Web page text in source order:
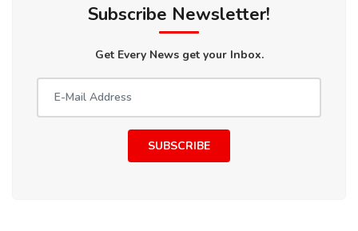
Subscribe Newsletter!
Get Every News get your Inbox.
SUBSCRIBE